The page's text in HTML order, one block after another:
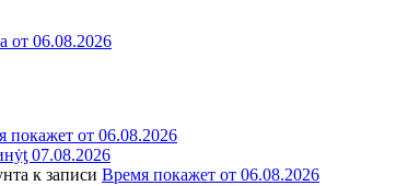
от 06.08.2026
покажет от 06.08.2026
07.08.2026
к записи Время покажет от 06.08.2026